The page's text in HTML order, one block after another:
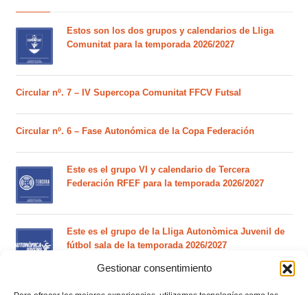
Gestionar consentimiento
Estos son los dos grupos y calendarios de Lliga
Comunitat para la temporada 2026/2027
Circular nº. 7 – IV Supercopa Comunitat FFCV Futsal
Circular nº. 6 – Fase Autonómica de la Copa Federación
Este es el grupo VI y calendario de Tercera
Federación RFEF para la temporada 2026/2027
Este es el grupo de la Lliga Autonòmica Juvenil de
fútbol sala de la temporada 2026/2027